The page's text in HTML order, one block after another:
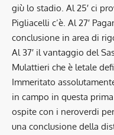
giù lo stadio. Al 25′ ci
Pigliacelli c’è. Al 27′
conclusione in area di
Al 37′ il vantaggio del
Mulattieri che è letale
Immeritato
in campo in questa
ospite con i neroverdi
una conclusione della